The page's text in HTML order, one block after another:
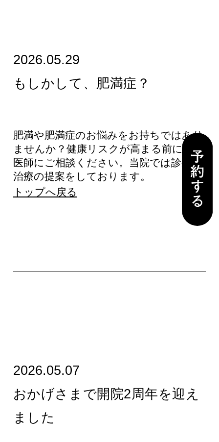
2026.05.29
もしかして、肥満症？
肥満や肥満症のお悩みをお持ちではあり
ませんか？健康リスクが高まる前に一度
医師にご相談ください。当院では診療、
治療の提案をしております。
トップへ戻る
2026.05.07
おかげさまで開院2周年を迎え
ました